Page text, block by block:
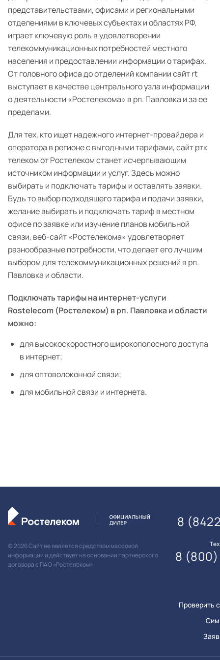
представительствами, офисами и региональными
отделениями в ключевых субъектах и областях РФ,
играет ключевую роль в удовлетворении
телекоммуникационных потребностей местного
населения и предоставлении информации о тарифах.
От головного офиса до отделений компании сайт rt
выступает в качестве центрального узла информации
о деятельности «Ростелекома» в рп. Павловка и за ее
пределами.
Для тех, кто ищет надежного интернет-провайдера и
оператора в регионе с выгодными тарифами, сайт ртк
телеком от Ростелеком станет исчерпывающим
источником информации и услуг. Здесь можно
выбирать и подключать тарифы и оставлять заявки.
Будь то выбор подходящего тарифа и подачи заявки,
желание выбирать и подключать тариф в местном
офисе по заявке или изучение планов мобильной
связи, веб-сайт «Ростелекома» удовлетворяет
разнообразные потребности, что делает его лучшим
выбором для телекоммуникационных решений в рп.
Павловка и области.
Подключать тарифы на интернет-услуги
Rostelecom (Ростелеком) в рп. Павловка и области
можно:
для высокоскоростного широкополосного доступа
в интернет;
для оптоволоконной связи;
для мобильной связи и интернета.
© 2026 Сайт не является средством массовой
информации и действует на основании партнерского
договора с ПАО «Ростелеком»
Проверить
8
8